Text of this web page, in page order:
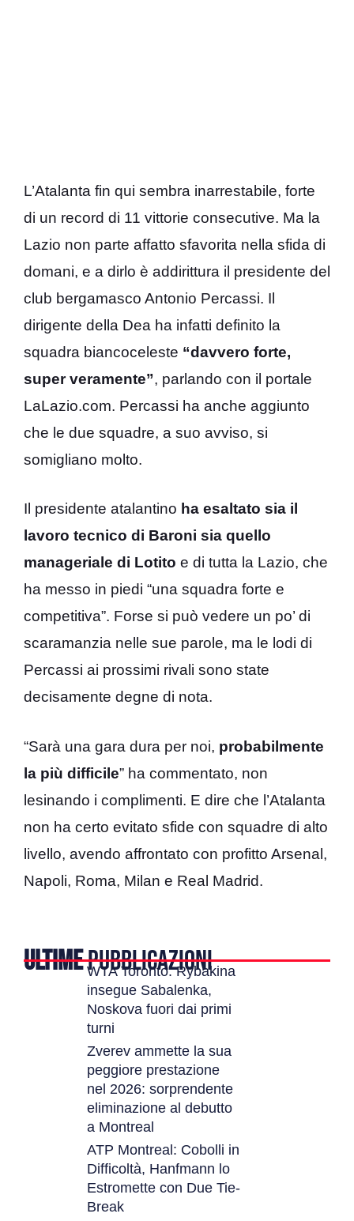
L’Atalanta fin qui sembra inarrestabile, forte
di un record di 11 vittorie consecutive. Ma la
Lazio non parte affatto sfavorita nella sfida di
domani, e a dirlo è addirittura il presidente del
club bergamasco Antonio Percassi. Il
dirigente della Dea ha infatti definito la
squadra biancoceleste “davvero forte,
super veramente”, parlando con il portale
LaLazio.com. Percassi ha anche aggiunto
che le due squadre, a suo avviso, si
somigliano molto.
Il presidente atalantino ha esaltato sia il
lavoro tecnico di Baroni sia quello
manageriale di Lotito e di tutta la Lazio, che
ha messo in piedi “una squadra forte e
competitiva”. Forse si può vedere un po’ di
scaramanzia nelle sue parole, ma le lodi di
Percassi ai prossimi rivali sono state
decisamente degne di nota.
“Sarà una gara dura per noi, probabilmente
la più difficile” ha commentato, non
lesinando i complimenti. E dire che l’Atalanta
non ha certo evitato sfide con squadre di alto
livello, avendo affrontato con profitto Arsenal,
Napoli, Roma, Milan e Real Madrid.
ULTIMEPUBBLICAZIONI
WTA Toronto: Rybakina
insegue Sabalenka,
Noskova fuori dai primi
turni
Zverev ammette la sua
peggiore prestazione
nel 2026: sorprendente
eliminazione al debutto
a Montreal
ATP Montreal: Cobolli in
Difficoltà, Hanfmann lo
Estromette con Due Tie-
Break